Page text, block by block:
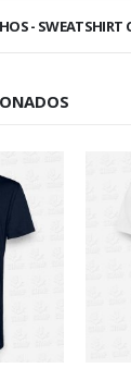
- SWEATSHIRT